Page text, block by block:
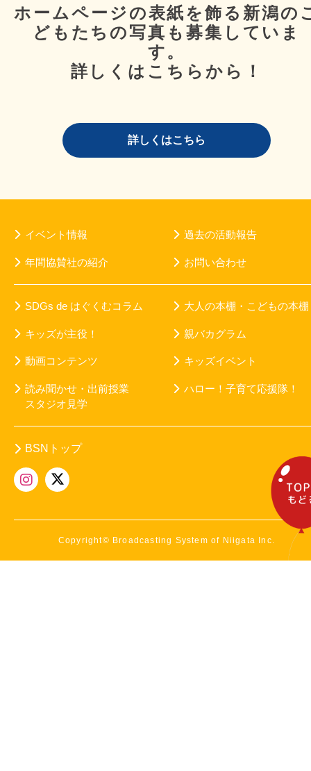
ホームページの表紙を飾る新潟の
どもたちの写真も募集していま
す。
詳しくはこちらから！
詳しくはこちら
イベント情報 過去の活動報告
年間協賛社の紹介 お問い合わせ
SDGs de はぐくむコラム 大人の本棚・こどもの本棚
キッズが主役！ 親バカグラム
動画コンテンツ キッズイベント
読み聞かせ・出前授業
スタジオ見学
ハロー！子育て応援隊！
BSNトップ
Copyright© Broadcasting System of Niigata Inc.